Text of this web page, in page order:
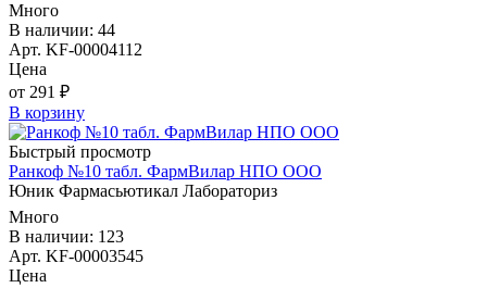
Много
В наличии: 44
Арт. KF-00004112
Цена
от 291 ₽
В корзину
Быстрый просмотр
Ранкоф №10 табл. ФармВилар НПО ООО
Юник Фармасьютикал Лабораториз
Много
В наличии: 123
Арт. KF-00003545
Цена